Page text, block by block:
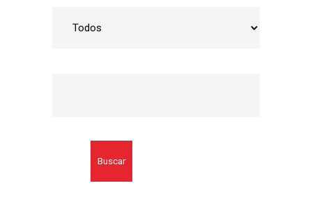
Buscar